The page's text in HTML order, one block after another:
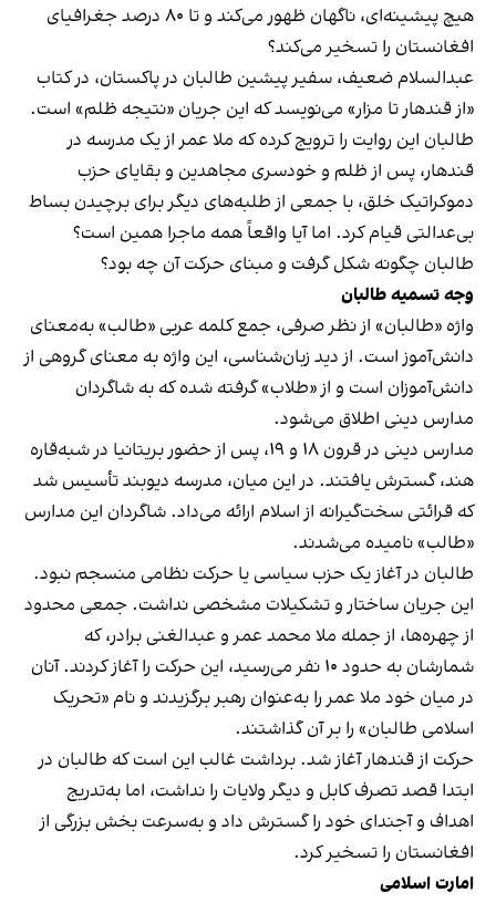
هیچ پیشینه‌ای، ناگهان ظهور می‌کند و تا ۸۰ درصد جغرافیای
افغانستان را تسخیر می‌کند؟
عبدالسلام ضعیف، سفیر پیشین طالبان در پاکستان، در کتاب
«از قندهار تا مزار» می‌نویسد که این جریان «نتیجه ظلم» است.
طالبان این روایت را ترویج کرده که ملا عمر از یک مدرسه در
قندهار، پس از ظلم و خودسری مجاهدین و بقایای حزب
دموکراتیک خلق، با جمعی از طلبه‌های دیگر برای برچیدن بساط
بی‌عدالتی قیام کرد. اما آیا واقعاً همه ماجرا همین است؟
طالبان چگونه شکل گرفت و مبنای حرکت آن چه بود؟
وجه تسمیه طالبان
واژه «طالبان» از نظر صرفی، جمع کلمه عربی «طالب» به‌معنای
دانش‌آموز است. از دید زبان‌شناسی، این واژه به معنای گروهی از
دانش‌آموزان است و از «طلاب» گرفته شده که به شاگردان
مدارس دینی اطلاق می‌شود.
مدارس دینی در قرون ۱۸ و ۱۹، پس از حضور بریتانیا در شبه‌قاره
هند، گسترش یافتند. در این میان، مدرسه دیوبند تأسیس شد
که قرائتی سخت‌گیرانه از اسلام ارائه می‌داد. شاگردان این مدارس
«طالب» نامیده می‌شدند.
طالبان در آغاز یک حزب سیاسی یا حرکت نظامی منسجم نبود.
این جریان ساختار و تشکیلات مشخصی نداشت. جمعی محدود
از چهره‌ها، از جمله ملا محمد عمر و عبدالغنی برادر، که
شمارشان به حدود ۱۰ نفر می‌رسید، این حرکت را آغاز کردند. آنان
در میان خود ملا عمر را به‌عنوان رهبر برگزیدند و نام «تحریک
اسلامی طالبان» را بر آن گذاشتند.
حرکت از قندهار آغاز شد. برداشت غالب این است که طالبان در
ابتدا قصد تصرف کابل و دیگر ولایات را نداشت، اما به‌تدریج
اهداف و آجندای خود را گسترش داد و به‌سرعت بخش بزرگی از
افغانستان را تسخیر کرد.
امارت اسلامی